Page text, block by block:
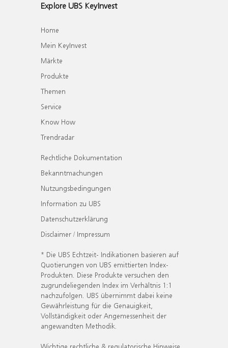
Explore UBS KeyInvest
Home
Mein KeyInvest
Märkte
Produkte
Themen
Service
Know How
Trendradar
Rechtliche Dokumentation
Bekanntmachungen
Nutzungsbedingungen
Information zu UBS
Datenschutzerklärung
Disclaimer / Impressum
* Die UBS Echtzeit- Indikationen basieren auf
Quotierungen von UBS emittierten Index-
Produkten. Diese Produkte versuchen den
zugrundeliegenden Index im Verhältnis 1:1
nachzufolgen. UBS übernimmt dabei keine
Gewährleistung für die Genauigkeit,
Vollständigkeit oder Angemessenheit der
angewandten Methodik.